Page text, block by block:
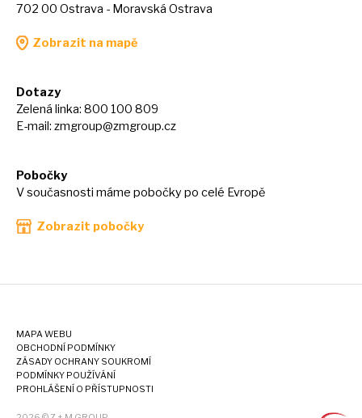
702 00 Ostrava - Moravská Ostrava
Zobrazit na mapě
Dotazy
Zelená linka: 800 100 809
E-mail: zmgroup@zmgroup.cz
Pobočky
V současnosti máme pobočky po celé Evropě
Zobrazit pobočky
MAPA WEBU
OBCHODNÍ PODMÍNKY
ZÁSADY OCHRANY SOUKROMÍ
PODMÍNKY POUŽÍVÁNÍ
PROHLÁŠENÍ O PŘÍSTUPNOSTI